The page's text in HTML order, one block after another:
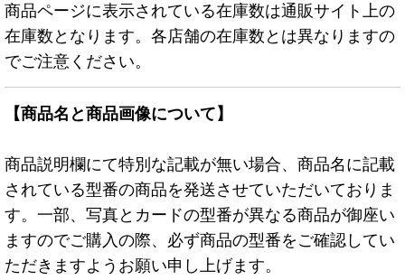
商品ページに表示されている在庫数は通販サイト上の
在庫数となります。各店舗の在庫数とは異なりますの
でご注意ください。
【商品名と商品画像について】
商品説明欄にて特別な記載が無い場合、商品名に記載
されている型番の商品を発送させていただいておりま
す。一部、写真とカードの型番が異なる商品が御座い
ますのでご購入の際、必ず商品の型番をご確認してい
ただきますようお願い申し上げます。